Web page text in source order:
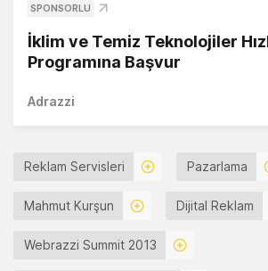
SPONSORLU
İklim ve Temiz Teknolojiler
Programına Başvur
Adrazzi
Reklam Servisleri Pazarlama
Mahmut Kurşun Dijital Reklam
Webrazzi Summit 2013